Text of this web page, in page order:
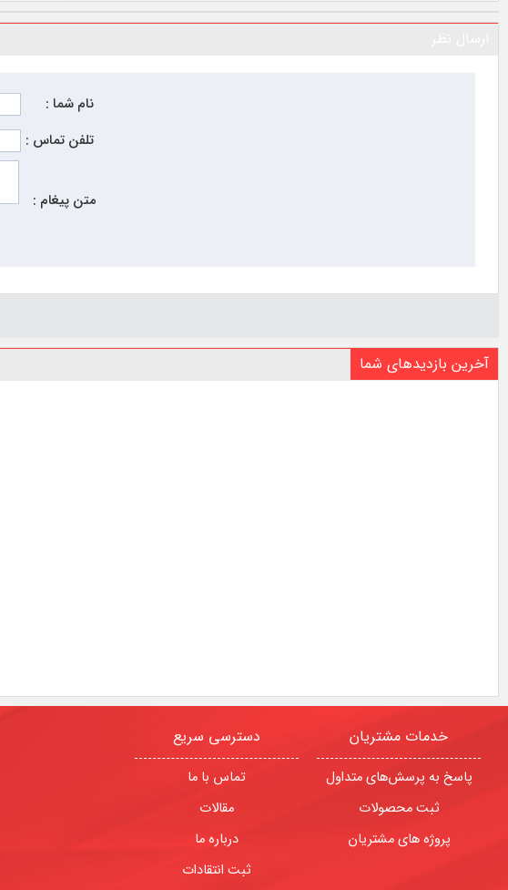
نام شما :
تلفن تماس :
متن پیغام :
آخرین بازدیدهای شما
خدمات مشتریان
پاسخ به پرسش‌های متداول
ثبت محصولات
پروژه های مشتریان
دسترسی سریع
تماس با ما
مقالات
درباره ما
ثبت انتقادات